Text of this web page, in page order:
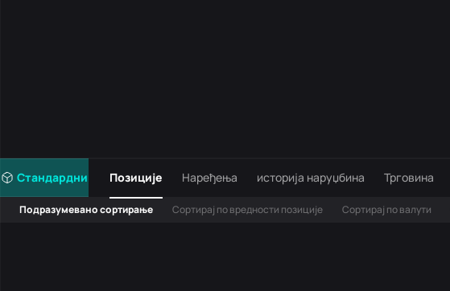
Стандардни Позиције Наређења историја наруџбина Трговина
Подразумевано сортирање Сортирај по вредности позиције Сортирај по валути